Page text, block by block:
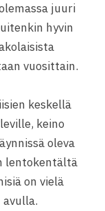
juuri
hyvin
vuosittain.
keskellä
keino
oleva
lentokentältä
on vielä